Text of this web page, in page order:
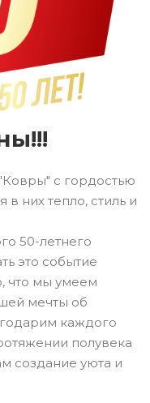
с гордостью
них тепло, стиль и
50-летнего
это событие
что мы умеем
мечты об
каждого
полувека
создание уюта и